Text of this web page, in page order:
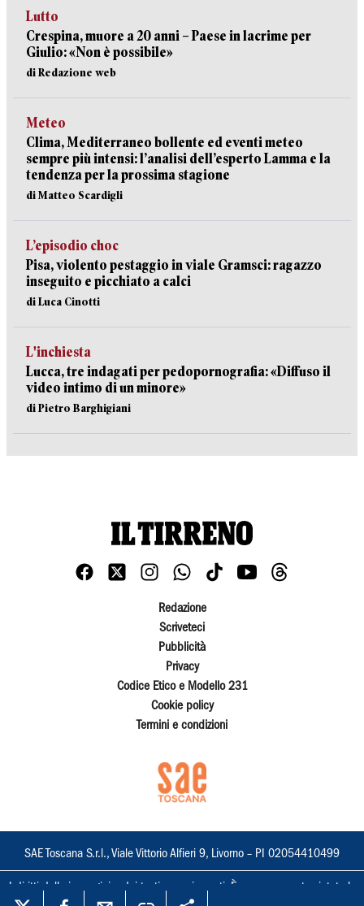
Lutto
Crespina, muore a 20 anni – Paese in lacrime per
Giulio: «Non è possibile»
di Redazione web
Meteo
Clima, Mediterraneo bollente ed eventi meteo
sempre più intensi: l’analisi dell’esperto Lamma e la
tendenza per la prossima stagione
di Matteo Scardigli
L’episodio choc
Pisa, violento pestaggio in viale Gramsci: ragazzo
inseguito e picchiato a calci
di Luca Cinotti
L'inchiesta
Lucca, tre indagati per pedopornografia: «Diffuso il
video intimo di un minore»
di Pietro Barghigiani
Redazione
Scriveteci
Pubblicità
Privacy
Codice Etico e Modello 231
Cookie policy
Termini e condizioni
SAE Toscana S.r.l., Viale Vittorio Alfieri 9, Livorno – PI 02054410499
I diritti delle immagini e dei testi sono riservati. È espressamente vietata la